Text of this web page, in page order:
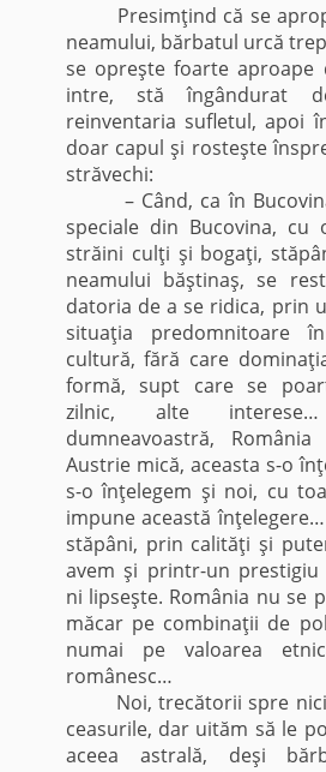
Presimţind că se
neamului, bărbatul urcă
se opreşte foarte aproape
intre, stă îngândurat
reinventaria sufletul, apoi
doar capul şi rosteşte
străvechi:
– Când, ca în
speciale din Bucovina, cu
străini culţi şi bogaţi,
neamului băştinaş, se
datoria de a se ridica, prin
situaţia predomnitoare
cultură, fără care
formă, supt care se
zilnic, alte
dumneavoastră,
Austrie mică, aceasta s-o
s-o înţelegem şi noi, cu
impune această
stăpâni, prin calităţi şi
avem şi printr-un
ni lipseşte. România nu se
măcar pe combinaţii de
numai pe valoarea
românesc…
Noi, trecătorii spre
ceasurile, dar uităm să le
aceea astrală, deşi